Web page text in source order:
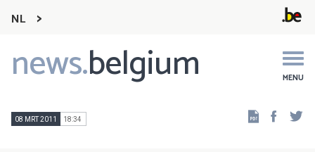
NL
news.belgium MENU
Main
navigation
08 MRT 2011 18:34